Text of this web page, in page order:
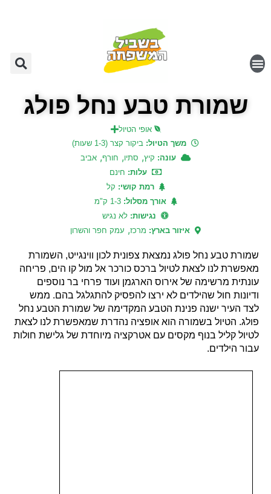
שמורת טבע נחל פולג
אופי הטיול
משך הטיול: ביקור קצר (1-3 שעות)
עונה: קיץ, סתיו, חורף, אביב
עלות: חינם
רמת קושי: קל
אורך מסלול:1-3 ק"מ
נגישות: לא נגיש
איזור בארץ: מרכז, עמק חפר והשרון
שמורת טבע נחל פולג נמצאת צפונית לכון ווינגייט, השמורת
מאפשרת לנו לצאת לטיול ברכס כורכר אל מול קו הים, פריחה
עונתית מרשימה של אירוס הארגמן ועוד פרחי בר נוספים
ודיונות חול שהילדים לא ירצו להפסיק להתגלגל בהם. ממש
לצד העיר ישנה פנינת הטבע המקדימה של שמורת הטבע נחל
פולג. הטיול בשמורה הוא אופציה נהדרת שמאפשרת לנו לצאת
לטיול קליל בנוף מקסים עם אטרקציה מיוחדת של גלישת חולות
עבור הילדים.